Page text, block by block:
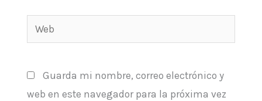
Web
Guarda mi nombre, correo electrónico y
web en este navegador para la próxima vez